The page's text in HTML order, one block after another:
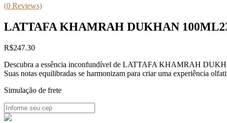
(0 Reviews)
LATTAFA KHAMRAH DUKHAN
R$247.30
Descubra a essência inconfundível de LATTAFA KHAMRAH
Suas notas equilibradas se harmonizam para criar uma experiência
Simulação de frete